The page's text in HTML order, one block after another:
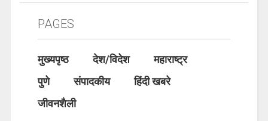
PAGES
मुख्यपृष्ठ देश/विदेश
महाराष्ट्र
पुणे
संपादकीय
हिंदी खबरे
जीवनशैली